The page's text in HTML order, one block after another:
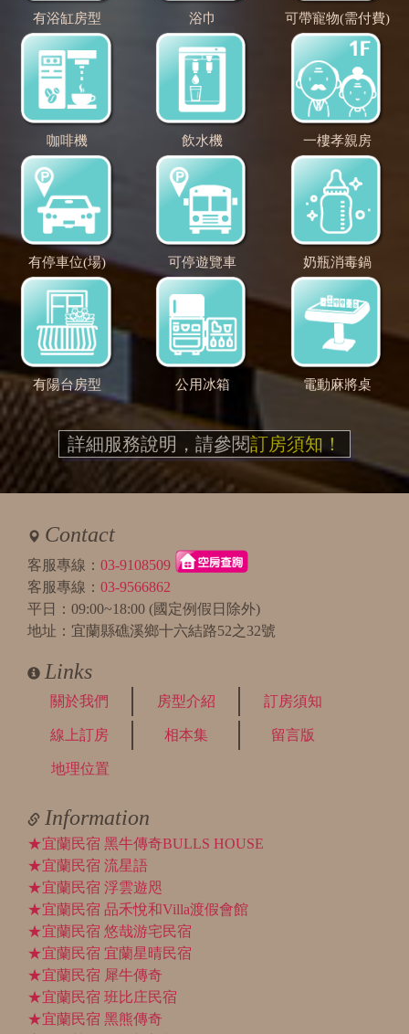
有浴缸房型 浴巾 可帶寵物(需付費)
咖啡機 飲水機 一樓孝親房
有停車位(場) 可停遊覽車 奶瓶消毒鍋
有陽台房型 公用冰箱 電動麻將桌
詳細服務說明，請參閱訂房須知！
Contact
客服專線： 03-9108509
客服專線： 03-9566862
平日：09:00~18:00 (國定例假日除外)
地址：宜蘭縣礁溪鄉十六結路52之32號
Links
關於我們 房型介紹 訂房須知
線上訂房 相本集 留言版
地理位置
Information
★宜蘭民宿 黑牛傳奇BULLS HOUSE
★宜蘭民宿 流星語
★宜蘭民宿 浮雲遊咫
★宜蘭民宿 品禾悅和Villa渡假會館
★宜蘭民宿 悠哉游宅民宿
★宜蘭民宿 宜蘭星晴民宿
★宜蘭民宿 犀牛傳奇
★宜蘭民宿 班比庄民宿
★宜蘭民宿 黑熊傳奇